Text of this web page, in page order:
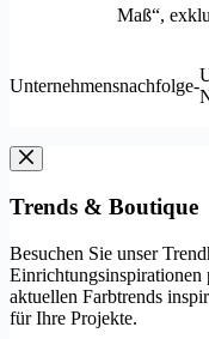
Maß“,
Unternehmensnachfolge-
Trends & Boutique
Besuchen Sie unser
Einrichtungsinspirationen
aktuellen Farbtrends
für Ihre Projekte.